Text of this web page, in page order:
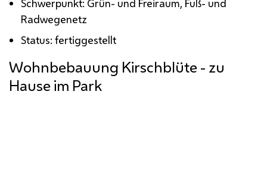
Radwegenetz
Status: fertiggestellt
Wohnbebauung Kirschblüte - zu
Hause im Park